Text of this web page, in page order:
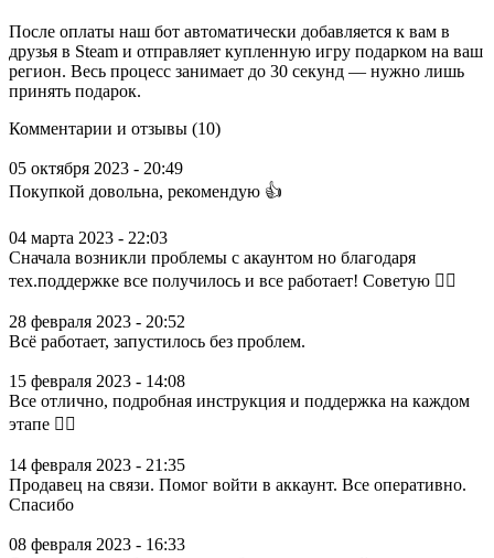
После оплаты наш бот автоматически добавляется к вам в
друзья в Steam и отправляет купленную игру подарком на ваш
регион. Весь процесс занимает до 30 секунд — нужно лишь
принять подарок.
Комментарии и отзывы (10)
05 октября 2023 - 20:49
Покупкой довольна, рекомендую 👍
04 марта 2023 - 22:03
Сначала возникли проблемы с акаунтом но благодаря
тех.поддержке все получилось и все работает! Советую 👍🏿
28 февраля 2023 - 20:52
Всё работает, запустилось без проблем.
15 февраля 2023 - 14:08
Все отлично, подробная инструкция и поддержка на каждом
этапе 👌🏼
14 февраля 2023 - 21:35
Продавец на связи. Помог войти в аккаунт. Все оперативно.
Спасибо
08 февраля 2023 - 16:33